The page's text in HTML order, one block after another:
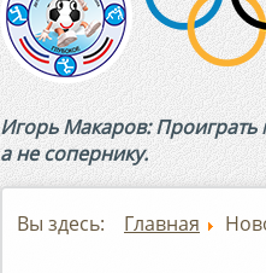
Игорь Макаров:
а не сопернику.
Вы здесь: Главная